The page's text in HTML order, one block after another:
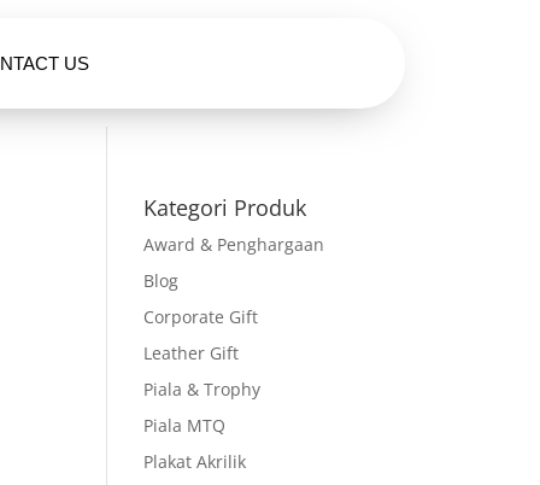
US
Kategori Produk
Award & Penghargaan
Blog
Corporate Gift
Leather Gift
Piala & Trophy
Piala MTQ
Plakat Akrilik